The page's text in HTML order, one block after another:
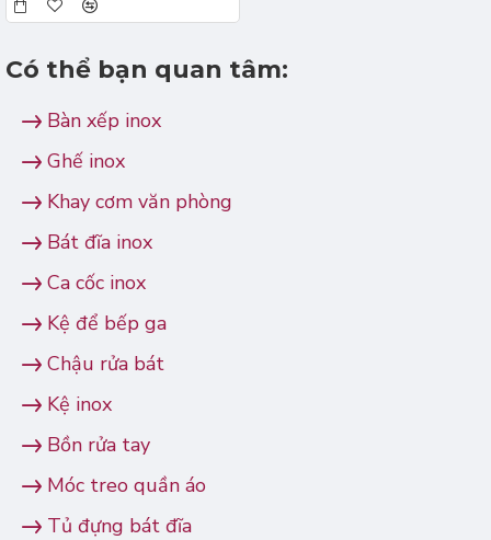
Có thể bạn quan tâm:
Bàn xếp inox
Ghế inox
Khay cơm văn phòng
Bát đĩa inox
Ca cốc inox
Kệ để bếp ga
Chậu rửa bát
Kệ inox
Bồn rửa tay
Móc treo quần áo
Tủ đựng bát đĩa